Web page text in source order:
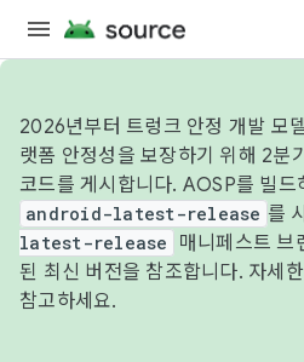
2026년부터 트렁크 안정 개발 모
랫폼 안정성을 보장하기 위해 2분
코드를 게시합니다. AOSP를 빌드
android-latest-release 를
latest-release
매니페스트 브
된 최신 버전을 참조합니다. 자세
참고하세요.